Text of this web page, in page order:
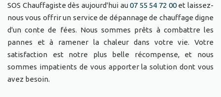
SOS Chauffagiste dès aujourd'hui au07 55 54 72 00et laissez-
nous vous offrir un service de dépannage de chauffage digne
d'un conte de fées. Nous sommes prêts à combattre les
pannes et à ramener la chaleur dans votre vie. Votre
satisfaction est notre plus belle récompense, et nous
sommes impatients de vous apporter la solution dont vous
avez besoin.